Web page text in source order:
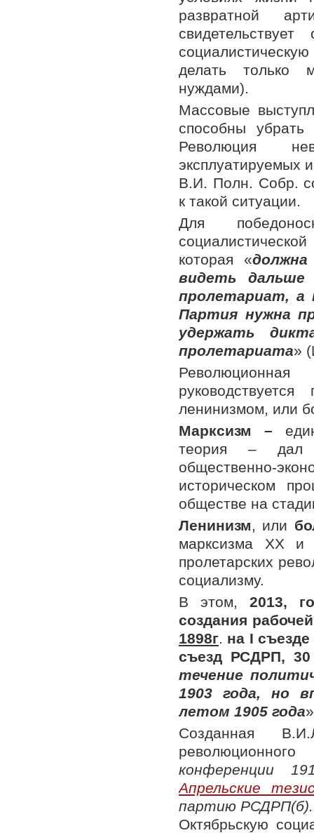
развратной
делать только
нуждами).
Массовые
способны
Революция
эксплуатируемых
В.И. Полн. Собр.
к такой ситуации.
Для
которая «
видеть дальше
пролетариат,
Партия нужна
удержать
пролетариата»
ленинизмом, или
Марксизм –
теория – дал
общественно-
историческом
обществе на
Ленинизм, или
марксизма ХХ и
пролетарских
социализму.
В этом, 2013,
создания
1898г. на I
съезд РСДРП, 30
течение
1903 года, но
летом 1905 года
Созданная
конференции
Апрельские
партию РСДРП(б).
Октябрьскую